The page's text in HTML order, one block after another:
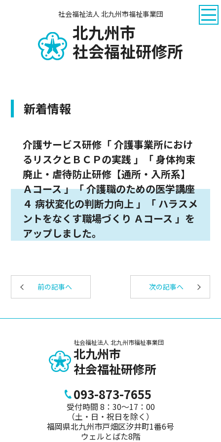
社会福祉法人 北九州市福祉事業団
北九州市
社会福祉研修所
新着情報
介護サービス研修「 介護事業所におけ
るリスクとＢＣＰの実践 」「 身体拘束
廃止・虐待防止研修【通所・入所系】
Ａコース 」「 介護職のための医学講座
４ 病状変化の判断力向上 」「 ハラスメ
ントをなくす職場づくり Ａコース 」を
アップしました。
前の記事へ 次の記事へ
社会福祉法人 北九州市福祉事業団
北九州市
社会福祉研修所
093-873-7655
受付時間 8：30～17：00
（土・日・祝日を除く）
福岡県北九州市戸畑区汐井町1番6号
ウェルとばた8階